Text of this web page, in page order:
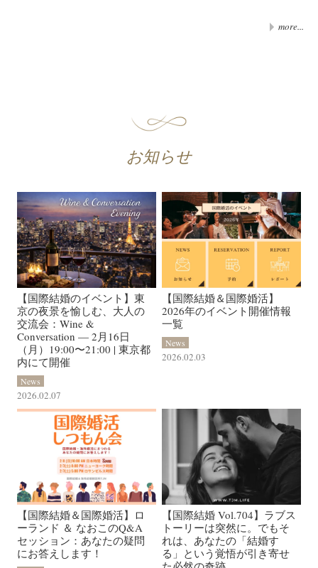
more...
お知らせ
【国際結婚のイベント】東
京の夜景を愉しむ、大人の
交流会：Wine &
Conversation — 2月16日
（月）19:00〜21:00 | 東京都
内にて開催
News
2026.02.07
【国際結婚＆国際婚活】
2026年のイベント開催情報
一覧
News
2026.02.03
【国際結婚＆国際婚活】ロ
ーランド ＆ なおこのQ&A
セッション：あなたの疑問
にお答えします！
【国際結婚 Vol.704】ラブス
トーリーは突然に。でもそ
れは、あなたの「結婚す
る」という覚悟が引き寄せ